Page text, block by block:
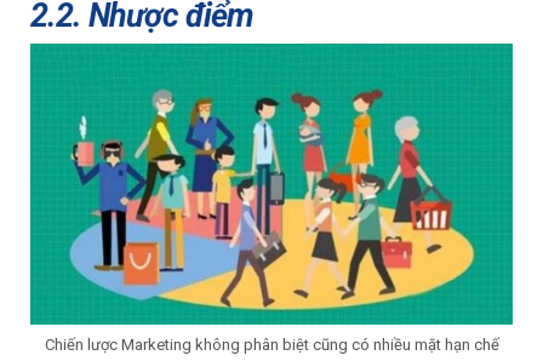
2.2. Nhược điểm
Chiến lược Marketing không phân biệt cũng có nhiều mặt hạn chế